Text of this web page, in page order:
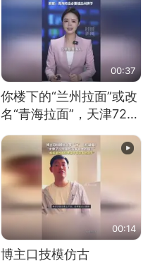
00:37
你楼下的“兰州拉面”或改
名“青海拉面”，天津72家
00:14
博主口技模仿古